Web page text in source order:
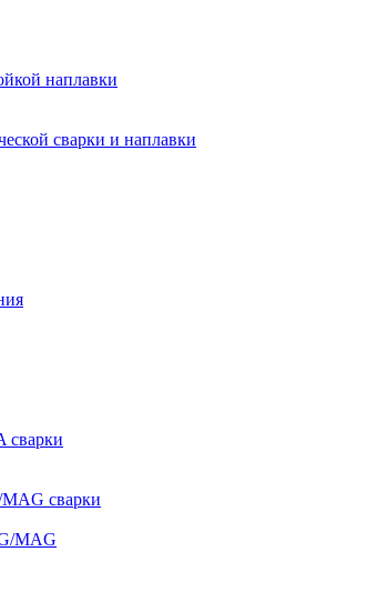
наплавки
сварки и наплавки
сварки
сварки
MAG